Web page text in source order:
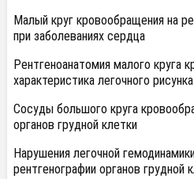
Малый круг кровообращения на
при заболеваниях сердца
Рентгеноанатомия малого круга
характеристика легочного
Сосуды большого круга
органов грудной клетки
Нарушения легочной
рентгенографии органов грудной